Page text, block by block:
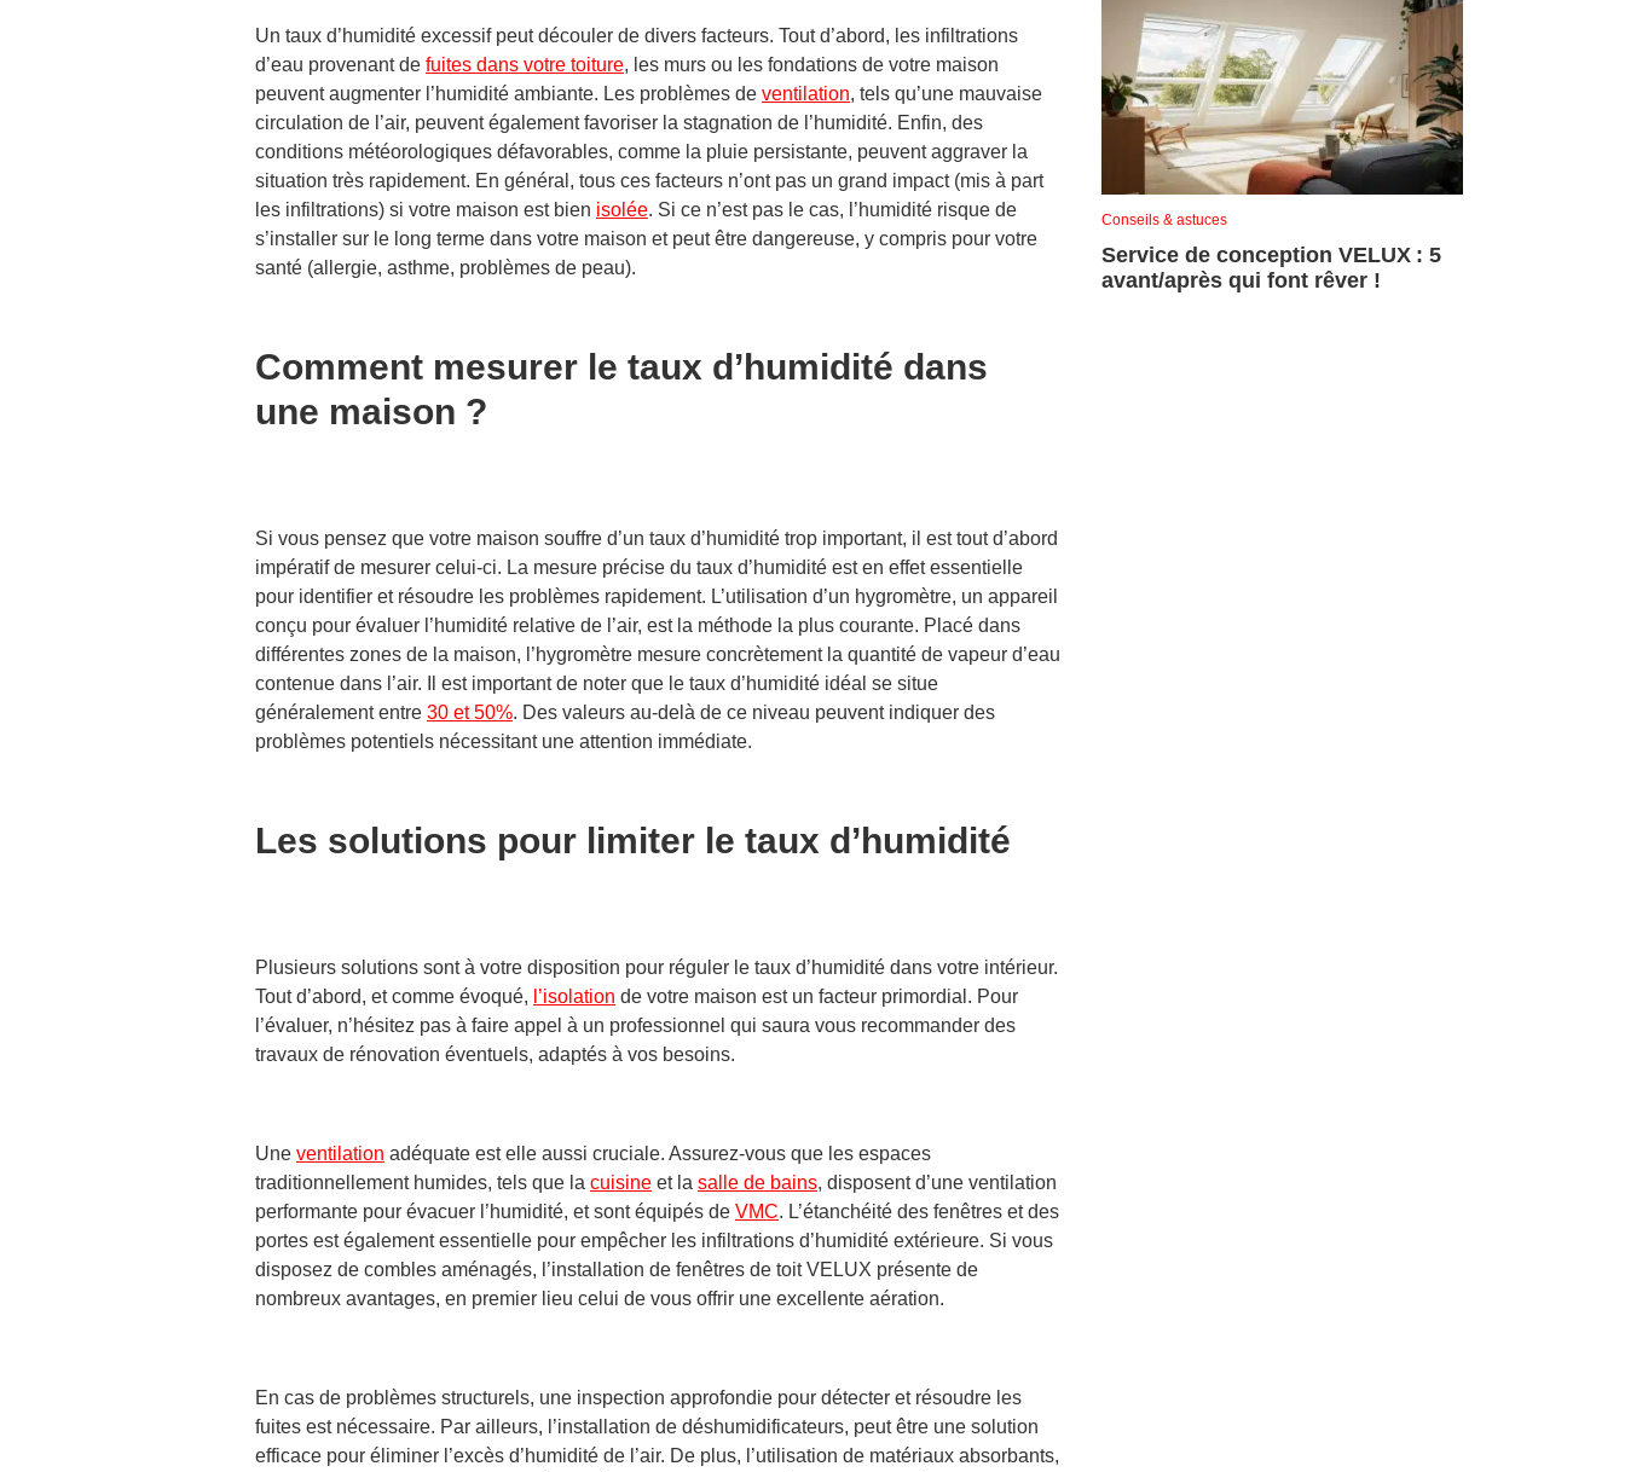
Un taux d’humidité excessif peut découler de divers facteurs. Tout d’abord, les infiltrations
d’eau provenantde fuites dans votre toiture, les murs ou les fondations de votre maison
peuvent augmenter l’humidité ambiante. Les problèmes de ventilation, tels qu’une mauvaise
circulation de l’air, peuvent également favoriser la stagnation de l’humidité. Enfin, des
conditions météorologiques défavorables, comme la pluie persistante, peuvent aggraver la
situation très rapidement. En général, tous ces facteurs n’ont pas un grand impact (mis à part
les infiltrations) si votre maison est bien isolée. Si ce n’est pas le cas, l’humidité risque de
s’installer sur le long terme dans votre maison et peut être dangereuse, y compris pour votre
santé (allergie, asthme, problèmes de peau).
Comment mesurer le taux d’humidité dans
une maison ?
Si vous pensez que votre maison souffre d’un taux d’humidité trop important, il est tout d’abord
impératif de mesurer celui-ci. La mesure précise du taux d’humidité est en effet essentielle
pour identifier et résoudre les problèmes rapidement. L’utilisation d’un hygromètre, un appareil
conçu pour évaluer l’humidité relative de l’air, est la méthode la plus courante. Placé dans
différentes zones de la maison, l’hygromètre mesure concrètement la quantité de vapeur d’eau
contenue dans l’air. Il est important de noter que le taux d’humidité idéal se situe
généralement entre 30 et 50%. Des valeurs au-delà de ce niveau peuvent indiquer des
problèmes potentiels nécessitant une attention immédiate.
Les solutions pour limiter le taux d’humidité
Plusieurs solutions sont à votre disposition pour réguler le taux d’humidité dans votre intérieur.
Tout d’abord, et comme évoqué, l’isolation de votre maison est un facteur primordial. Pour
l’évaluer, n’hésitez pas à faire appel à un professionnel qui saura vous recommander des
travaux de rénovation éventuels, adaptés à vos besoins.
Une ventilation adéquate est elle aussi cruciale. Assurez-vous que les espaces
traditionnellement humides, tels que la cuisine et la salle de bains, disposent d’une ventilation
performante pour évacuer l’humidité, et sont équipés de VMC. L’étanchéité des fenêtres et des
portes est également essentielle pour empêcher les infiltrations d’humidité extérieure. Si vous
disposez de combles aménagés, l’installation de fenêtres de toit VELUX présente de
nombreux avantages, en premier lieu celui de vous offrir une excellente aération.
En cas de problèmes structurels, une inspection approfondie pour détecter et résoudre les
fuites est nécessaire. Par ailleurs, l’installation de déshumidificateurs, peut être une solution
efficace pour éliminer l’excès d’humidité de l’air. De plus, l’utilisation de matériaux absorbants,
Conseils & astuces
Service de conception VELUX : 5
avant/après qui font rêver !